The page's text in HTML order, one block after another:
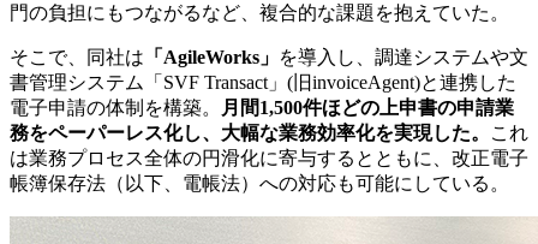
門の負担にもつながるなど、複合的な課題を抱えていた。
そこで、同社は 「AgileWorks」 を導入し、調達システムや文
書管理システム「SVF Transact」(旧invoiceAgent)と連携した
電子申請の体制を構築。
月間1,500件ほどの上申書の申請業
務をペーパーレス化し、大幅な業務効率化を実現した。
これ
は業務プロセス全体の円滑化に寄与するとともに、改正電子
帳簿保存法（以下、電帳法）への対応も可能にしている。